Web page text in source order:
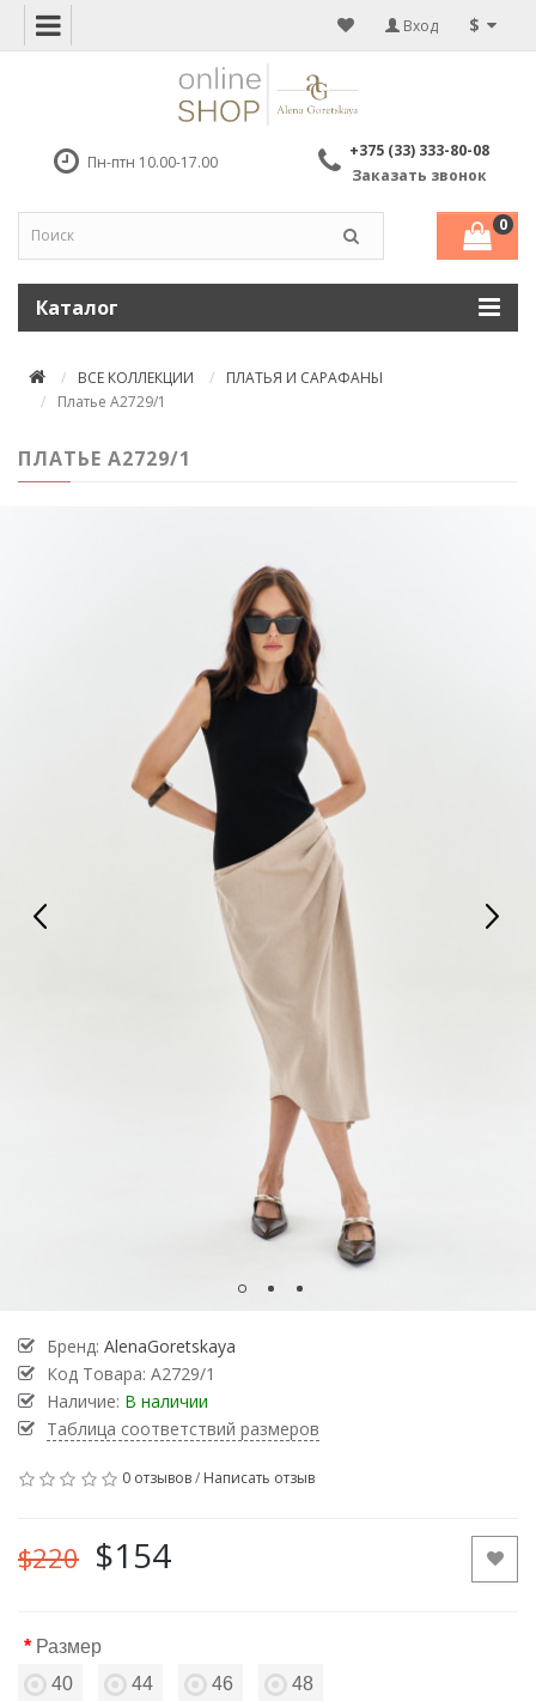
$
Вход
Пн-птн 10.00-17.00
+375 (33) 333-80-08
Заказать звонок
0
Каталог
ВСЕ КОЛЛЕКЦИИ
ПЛАТЬЯ И САРАФАНЫ
Платье А2729/1
ПЛАТЬЕ А2729/1
Бренд: AlenaGoretskaya
Код Товара: А2729/1
Наличие: В наличии
Таблица соответствий размеров
0 отзывов/ Написать отзыв
$220 $154
Размер
40
44 46 48